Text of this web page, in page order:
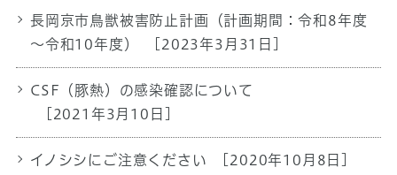
長岡京市鳥獣被害防止計画（計画期間：令和8年度
～令和10年度）
[2023年3月31日]
CSF（豚熱）の感染確認について
[2021年3月10日]
イノシシにご注意ください [2020年10月8日]